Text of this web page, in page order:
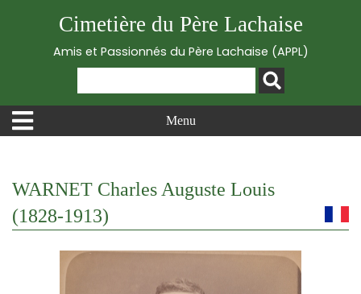
Cimetière du Père Lachaise
Amis et Passionnés du Père Lachaise (APPL)
Menu
WARNET Charles Auguste Louis
(1828-1913)